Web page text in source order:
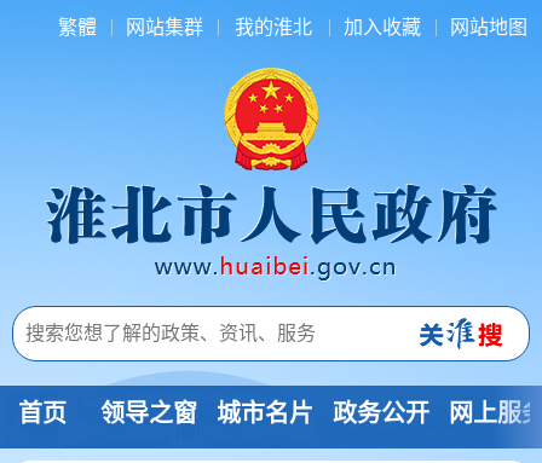
繁體 网站集群 我的淮北 加入收藏 网站地图
首页 领导之窗 城市名片 政务公开 网上服